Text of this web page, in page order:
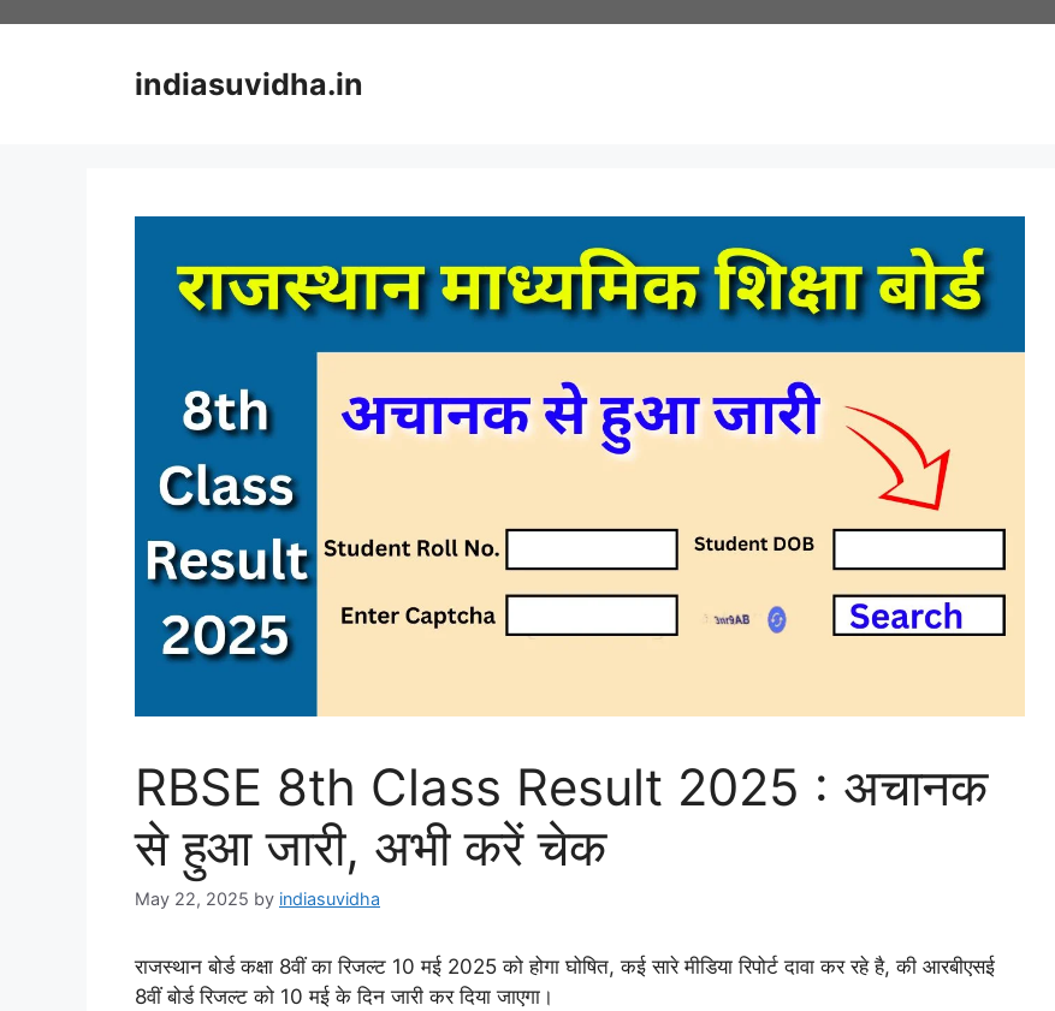
indiasuvidha.in
RBSE 8th Class Result 2025 : अचानक
से हुआ जारी, अभी करें चेक
May 22, 2025 by indiasuvidha
राजस्थान बोर्ड कक्षा 8वीं का रिजल्ट 10 मई 2025 को होगा घोषित, कई सारे मीडिया रिपोर्ट दावा कर रहे है, की आरबीएसई
8वीं बोर्ड रिजल्ट को 10 मई के दिन जारी कर दिया जाएगा।